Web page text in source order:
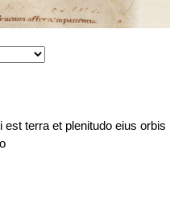
terra et plenitudo eius orbis